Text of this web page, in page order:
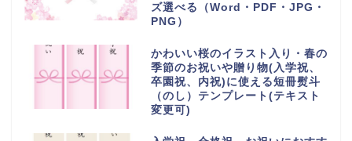
ズ選べる（Word・PDF・JPG・
PNG）
かわいい桜のイラスト入り・春の
季節のお祝いや贈り物(入学祝、
卒園祝、内祝)に使える短冊熨斗
（のし）テンプレート(テキスト
変更可)